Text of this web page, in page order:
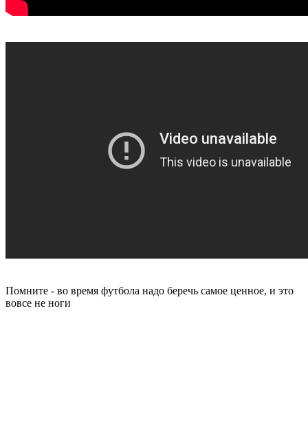
Помните - во время футбола надо беречь самое ценное, и это
вовсе не ноги